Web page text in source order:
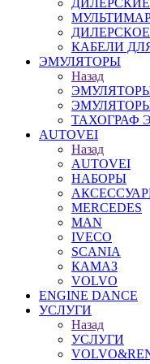
КАБЕЛИ
ЭМУЛЯТОРЫ
Назад
ТАХОГРАФ
AUTOVEI
Назад
AUTOVEI
НАБОРЫ
MERCEDES
MAN
IVECO
SCANIA
КАМАЗ
VOLVO
ENGINE DANCE
УСЛУГИ
Назад
УСЛУГИ